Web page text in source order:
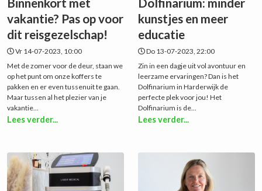
vakantie? Pas op voor
dit reisgezelschap!
Vr 14-07-2023, 10:00
Met de zomer voor de deur, staan we
op het punt om onze koffers te
pakken en er even tussenuit te gaan.
Maar tussen al het plezier van je
vakantie...
Lees verder...
kunstjes en meer
educatie
Do 13-07-2023, 22:00
Zin in een dagje uit vol avontuur en
leerzame ervaringen? Dan is het
Dolfinarium in Harderwijk de
perfecte plek voor jou! Het
Dolfinarium is de...
Lees verder...